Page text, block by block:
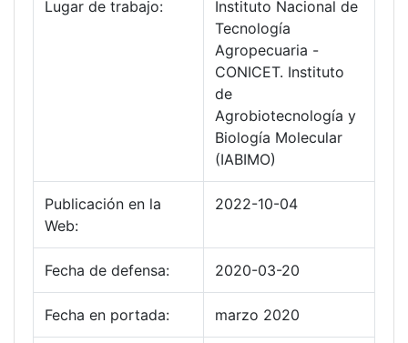
Lugar de trabajo:
Instituto Nacional de
Tecnología
Agropecuaria -
CONICET. Instituto
de
Agrobiotecnología y
Biología Molecular
(IABIMO)
Publicación en la
Web:
2022-10-04
Fecha de defensa: 2020-03-20
Fecha en portada: marzo 2020